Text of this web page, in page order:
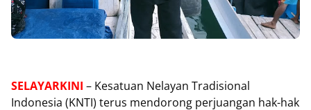
SELAYARKINI – Kesatuan Nelayan Tradisional
Indonesia (KNTI) terus mendorong perjuangan hak-hak